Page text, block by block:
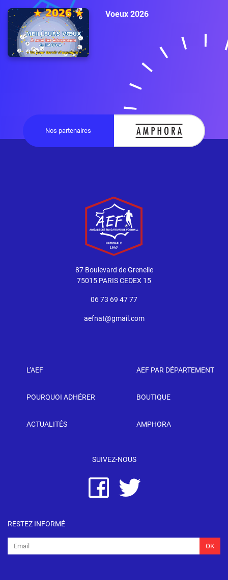
Voeux 2026
Nos partenaires
87 Boulevard de Grenelle
75015 PARIS CEDEX 15
06 73 69 47 77
aefnat@gmail.com
L’AEF
POURQUOI ADHÉRER
ACTUALITÉS
AEF PAR DÉPARTEMENT
BOUTIQUE
AMPHORA
SUIVEZ-NOUS
RESTEZ INFORMÉ
OK